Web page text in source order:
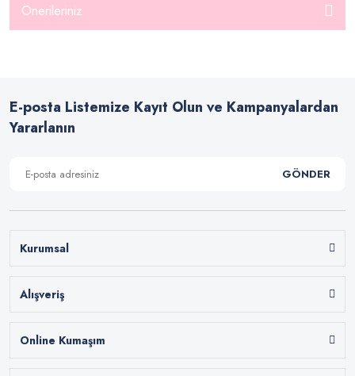
Önerileriniz
E-posta Listemize Kayıt Olun ve Kampanyalardan
Yararlanın
GÖNDER
Kurumsal
Alışveriş
Online Kumaşım